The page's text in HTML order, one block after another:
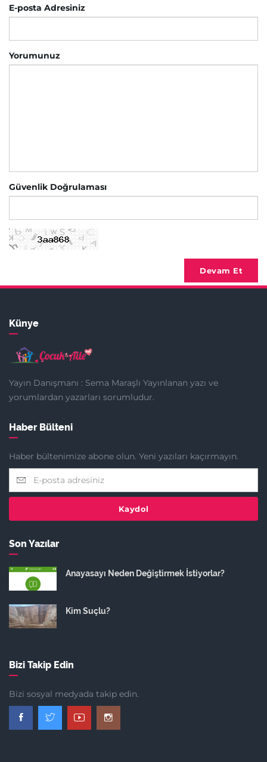
E-posta Adresiniz
Yorumunuz
Güvenlik Doğrulaması
Devam Et
Künye
Yayın Danışmanı : Sema Maraşlı Yayınlanan yazı ve
yorumlardan yazarları sorumludur.
Haber Bülteni
Haber bültenimize abone olun. Yeni yazıları kaçırmayın.
Kaydol
Son Yazılar
Anayasayı Neden Değiştirmek İstiyorlar?
Kim Suçlu?
Bizi Takip Edin
Bizi sosyal medyada takip edin.